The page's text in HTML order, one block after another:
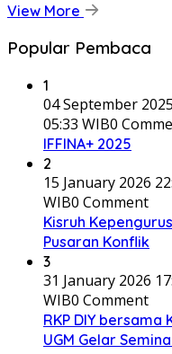
View More
Popular Pembaca
1
04 September
05:33 WIB0
IFFINA+ 2025
2
15 January 2026
WIB0 Comment
Kisruh
Pusaran Konflik
3
31 January 2026
WIB0 Comment
RKP DIY
UGM Gelar